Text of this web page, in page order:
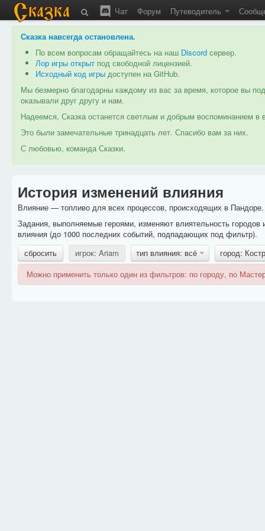
Чат Форум Путеводитель
Сказка навсегда остановлена.
По всем вопросам обращайтесь на наш Discord сервер.
Лор игры открыт под свободной лицензией.
Исходный код игры доступен на GitHub.
Мы безмерно благодарны каждому из вас за время, которое вы
оказывали друг другу и нам.
Надеемся, Сказка останется светлым и добрым воспоминанием
Это были замечательные тринадцать лет. Спасибо вам за них.
С любовью, команда Сказки.
История изменений влияния
Влияние — топливо для всех процессов, происходящих в
Задания, выполняемые героями, изменяют влиятельность
влияния (до 1000 последних событий, подпадающих под фильтр).
сбросить
игрок: Ariam тип влияния: всё
город:
Можно применить только один из фильтров: по городу, по